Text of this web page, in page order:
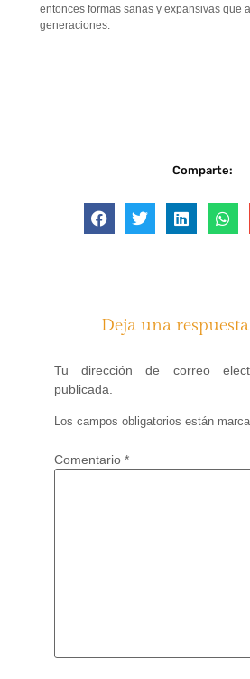
entonces formas sanas y expansivas que
generaciones.
Comparte:
Deja una respuesta
Tu dirección de correo
publicada.
Los campos obligatorios están
Comentario *